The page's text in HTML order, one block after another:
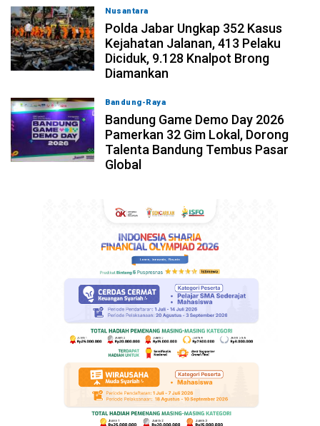
Nusantara
Polda Jabar Ungkap 352 Kasus
Kejahatan Jalanan, 413 Pelaku
Diciduk, 9.128 Knalpot Brong
Diamankan
Bandung-Raya
Bandung Game Demo Day 2026
Pamerkan 32 Gim Lokal, Dorong
Talenta Bandung Tembus Pasar
Global